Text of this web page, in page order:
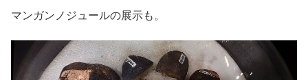
マンガンノジュールの展示も。